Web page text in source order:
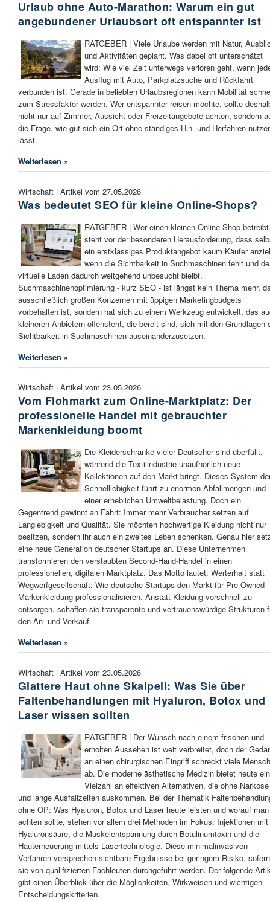
Urlaub ohne Auto-Marathon: Warum ein gut
angebundener Urlaubsort oft entspannter ist
RATGEBER | Viele Urlaube werden mit Natur,
und Aktivitäten geplant. Was dabei oft unterschätzt
wird: Wie viel Zeit unterwegs verloren geht, wenn
Ausflug mit Auto, Parkplatzsuche und Rückfahrt
verbunden ist. Gerade in beliebten Urlaubsregionen kann Mobilität
zum Stressfaktor werden. Wer entspannter reisen möchte, sollte
nicht nur auf Zimmer, Aussicht oder Freizeitangebote achten, sondern
die Frage, wie gut sich ein Ort ohne ständiges Hin- und Herfahren
lässt.
Weiterlesen »
Wirtschaft | Artikel vom 27.05.2026
Was bedeutet SEO für kleine Online-Shops?
RATGEBER | Wer einen kleinen Online-Shop
steht vor der besonderen Herausforderung, dass
ein erstklassiges Produktangebot kaum Käufer
wenn die Sichtbarkeit in Suchmaschinen fehlt und
virtuelle Laden dadurch weitgehend unbesucht bleibt.
Suchmaschinenoptimierung - kurz SEO - ist längst kein Thema mehr,
ausschließlich großen Konzernen mit üppigen Marketingbudgets
vorbehalten ist, sondern hat sich zu einem Werkzeug entwickelt, das
kleineren Anbietern offensteht, die bereit sind, sich mit den Grundlagen
Sichtbarkeit in Suchmaschinen auseinanderzusetzen.
Weiterlesen »
Wirtschaft | Artikel vom 23.05.2026
Vom Flohmarkt zum Online-Marktplatz: Der
professionelle Handel mit gebrauchter
Markenkleidung boomt
Die Kleiderschränke vieler Deutscher sind überfüllt,
während die Textilindustrie unaufhörlich neue
Kollektionen auf den Markt bringt. Dieses System
Schnelllebigkeit führt zu enormen Abfallmengen und
einer erheblichen Umweltbelastung. Doch ein
Gegentrend gewinnt an Fahrt: Immer mehr Verbraucher setzen auf
Langlebigkeit und Qualität. Sie möchten hochwertige Kleidung nicht nur
besitzen, sondern ihr auch ein zweites Leben schenken. Genau hier
eine neue Generation deutscher Startups an. Diese Unternehmen
transformieren den verstaubten Second-Hand-Handel in einen
professionellen, digitalen Marktplatz. Das Motto lautet: Werterhalt statt
Wegwerfgesellschaft: Wie deutsche Startups den Markt für Pre-Owned-
Markenkleidung professionalisieren. Anstatt Kleidung vorschnell zu
entsorgen, schaffen sie transparente und vertrauenswürdige Strukturen
den An- und Verkauf.
Weiterlesen »
Wirtschaft | Artikel vom 23.05.2026
Glattere Haut ohne Skalpell: Was Sie über
Faltenbehandlungen mit Hyaluron, Botox und
Laser wissen sollten
RATGEBER | Der Wunsch nach einem frischen und
erholten Aussehen ist weit verbreitet, doch der
an einen chirurgischen Eingriff schreckt viele
ab. Die moderne ästhetische Medizin bietet heute
Vielzahl an effektiven Alternativen, die ohne Narkose
und lange Ausfallzeiten auskommen. Bei der Thematik
ohne OP: Was Hyaluron, Botox und Laser heute leisten und worauf man
achten sollte, stehen vor allem drei Methoden im Fokus: Injektionen mit
Hyaluronsäure, die Muskelentspannung durch Botulinumtoxin und die
Hauterneuerung mittels Lasertechnologie. Diese minimalinvasiven
Verfahren versprechen sichtbare Ergebnisse bei geringem Risiko, sofern
sie von qualifizierten Fachleuten durchgeführt werden. Der folgende
gibt einen Überblick über die Möglichkeiten, Wirkweisen und wichtigen
Entscheidungskriterien.